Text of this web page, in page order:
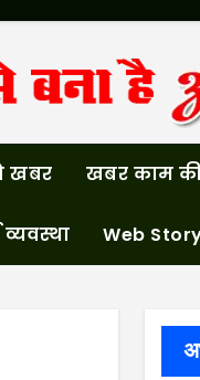
खबर खबर काम
व्यवस्था Web